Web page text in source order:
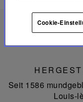
Seit 1586
Louis-
Cookie-